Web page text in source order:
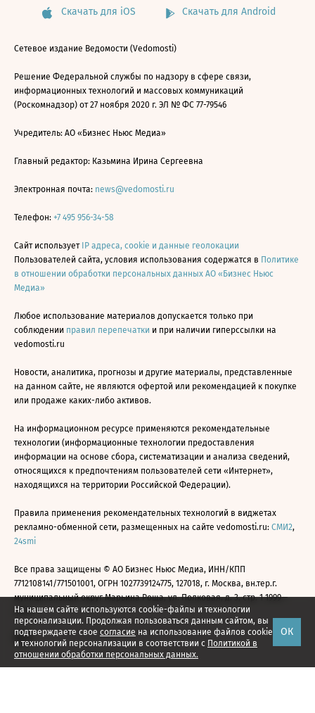
На нашем сайте используются cookie-файлы и технологии
персонализации. Продолжая пользоваться данным сайтом, вы
подтверждаете свое согласие на использование файлов cookie
и технологий персонализации в соответствии с Политикой в
отношении обработки персональных данных.
ОК
Скачать для iOS Скачать для Android
Сетевое издание Ведомости (Vedomosti)
Решение Федеральной службы по надзору в сфере связи,
информационных технологий и массовых коммуникаций
(Роскомнадзор) от 27 ноября 2020 г. ЭЛ № ФС 77-79546
Учредитель: АО «Бизнес Ньюс Медиа»
Главный редактор: Казьмина Ирина Сергеевна
Электронная почта: news@vedomosti.ru
Телефон: +7 495 956-34-58
Сайт использует IP адреса, cookie и данные геолокации
Пользователей сайта, условия использования содержатся в Политике
в отношении обработки персональных данных АО «Бизнес Ньюс
Медиа»
Любое использование материалов допускается только при
соблюдении правил перепечатки и при наличии гиперссылки на
vedomosti.ru
Новости, аналитика, прогнозы и другие материалы, представленные
на данном сайте, не являются офертой или рекомендацией к покупке
или продаже каких-либо активов.
На информационном ресурсе применяются рекомендательные
технологии (информационные технологии предоставления
информации на основе сбора, систематизации и анализа сведений,
относящихся к предпочтениям пользователей сети «Интернет»,
находящихся на территории Российской Федерации).
Правила применения рекомендательных технологий в виджетах
рекламно-обменной сети, размещенных на сайте vedomosti.ru: СМИ2,
24smi
Все права защищены © АО Бизнес Ньюс Медиа, ИНН/КПП
7712108141/771501001, ОГРН 1027739124775, 127018, г. Москва, вн.тер.г.
муниципальный округ Марьина Роща, ул. Полковая, д. 3, стр. 1 1999—
2026